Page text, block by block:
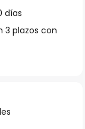
días
3 plazos con